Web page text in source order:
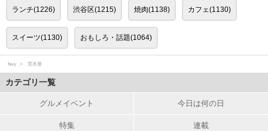
ランチ(1226) 渋谷区(1215) 焼肉(1138) カフェ(1130)
スイーツ(1130) おもしろ・話題(1064)
favy 荒木屋
カテゴリ一覧
グルメイベント 今日は何の日
特集 連載